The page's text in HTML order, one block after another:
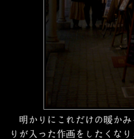
明かりにこれだけの暖かみ
りが入った作画をしたくな